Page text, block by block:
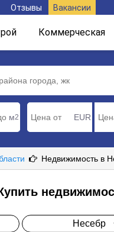
Отзывы Вакансии
Коммерческая
м2 EUR
Недвижимость в
Несебр